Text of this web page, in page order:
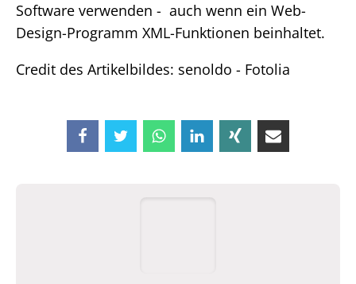
Software verwenden - auch wenn ein Web-
Design-Programm XML-Funktionen beinhaltet.
Credit des Artikelbildes: senoldo - Fotolia